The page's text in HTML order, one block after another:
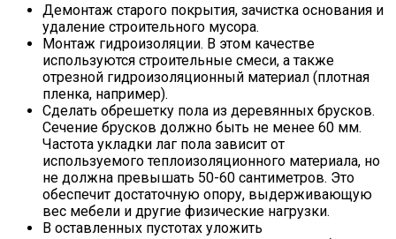
Демонтаж старого покрытия, зачистка основания и
удаление строительного мусора.
Монтаж гидроизоляции. В этом качестве
используются строительные смеси, а также
отрезной гидроизоляционный материал (плотная
пленка, например).
Сделать обрешетку пола из деревянных брусков.
Сечение брусков должно быть не менее 60 мм.
Частота укладки лаг пола зависит от
используемого теплоизоляционного материала, но
не должна превышать 50-60 сантиметров. Это
обеспечит достаточную опору, выдерживающую
вес мебели и другие физические нагрузки.
В оставленных пустотах уложить